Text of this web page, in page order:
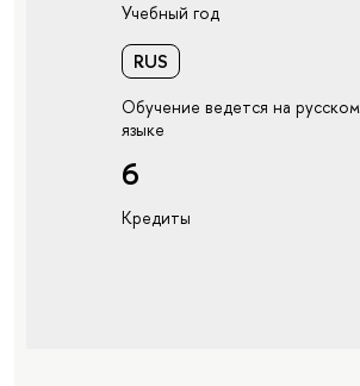
Учебный год
RUS
Обучение ведется на русском
языке
6
Кредиты